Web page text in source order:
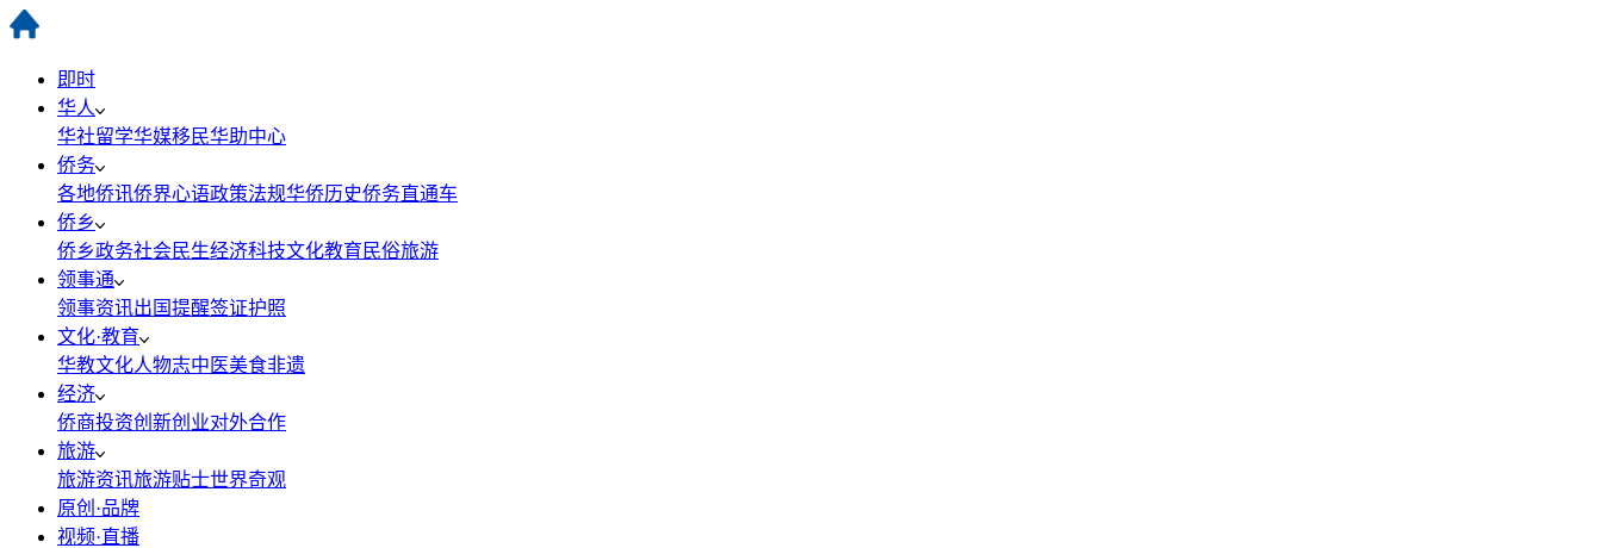
即时
华人
华社留学华媒移民华助中心
侨务
各地侨讯侨界心语政策法规华侨历史侨务直通车
侨乡
侨乡政务社会民生经济科技文化教育 民俗旅游
领事通
领事资讯出国提醒签证护照
文化·教育
华教文化人物志中医美食非遗
经济
侨商投资创新创业对外合作
旅游
旅游资讯旅游贴士世界奇观
原创·品牌
视频·直播